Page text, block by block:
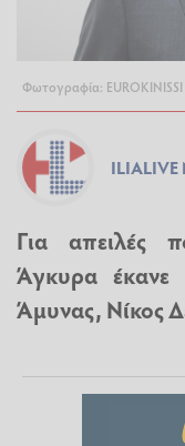
Φωτογραφία:
ILIALIVE
Για απειλές
Άγκυρα έκανε
Άμυνας, Νίκος